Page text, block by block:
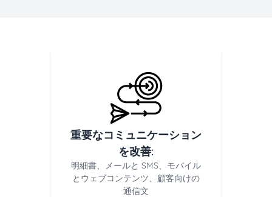
重要なコミュニケーション
を改善:
明細書、メールと SMS、モバイル
とウェブコンテンツ、顧客向けの
通信文